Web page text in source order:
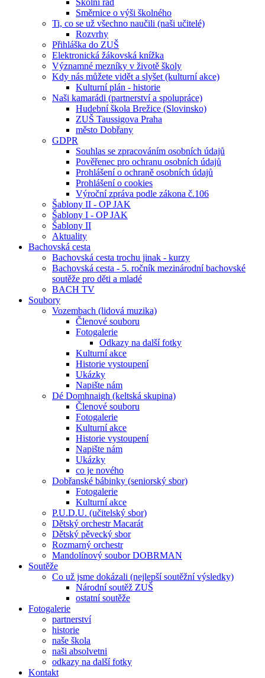
Školní řád
Směrnice o výši školného
Ti, co se už všechno naučili (naši učitelé)
Rozvrhy
Přihláška do ZUŠ
Elektronická žákovská knížka
Významné mezníky v životě školy
Kdy nás můžete vidět a slyšet (kulturní akce)
Kulturní plán - historie
Naši kamarádi (partnerství a spolupráce)
Hudební škola Brežice (Slovinsko)
ZUŠ Taussigova Praha
město Dobřany
GDPR
Souhlas se zpracováním osobních údajů
Pověřenec pro ochranu osobních údajů
Prohlášení o ochraně osobních údajů
Prohlášení o cookies
Výroční zpráva podle zákona č.106
Šablony II - OP JAK
Šablony I - OP JAK
Šablony II
Aktuality
Bachovská cesta
Bachovská cesta trochu jinak - kurzy
Bachovská cesta - 5. ročník mezinárodní bachovské
soutěže pro děti a mladé
BACH TV
Soubory
Vozembach (lidová muzika)
Členové souboru
Fotogalerie
Odkazy na další fotky
Kulturní akce
Historie vystoupení
Ukázky
Napište nám
Dé Domhnaigh (keltská skupina)
Členové souboru
Fotogalerie
Kulturní akce
Historie vystoupení
Napište nám
Ukázky
co je nového
Dobřanské bábinky (seniorský sbor)
Fotogalerie
Kulturní akce
P.U.D.U. (učitelský sbor)
Dětský orchestr Macarát
Dětský pěvecký sbor
Rozmarný orchestr
Mandolínový soubor DOBRMAN
Soutěže
Co už jsme dokázali (nejlepší soutěžní výsledky)
Národní soutěž ZUŠ
ostatní soutěže
Fotogalerie
partnerství
historie
naše škola
naši absolvetni
odkazy na další fotky
Kontakt